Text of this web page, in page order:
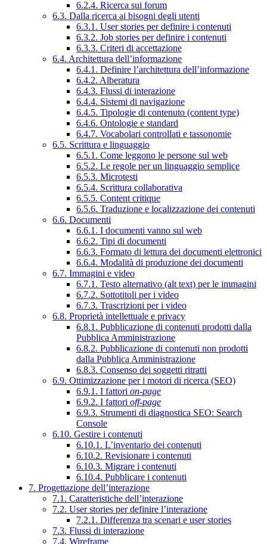
6.2.4. Ricerca sui forum
6.3. Dalla ricerca ai bisogni degli utenti
6.3.1. User stories per definire i contenuti
6.3.2. Job stories per definire i contenuti
6.3.3. Criteri di accettazione
6.4. Architettura dell’informazione
6.4.1. Definire l’architettura dell’informazione
6.4.2. Alberatura
6.4.3. Flussi di interazione
6.4.4. Sistemi di navigazione
6.4.5. Tipologie di contenuto (content type)
6.4.6. Ontologie e standard
6.4.7. Vocabolari controllati e tassonomie
6.5. Scrittura e linguaggio
6.5.1. Come leggono le persone sul web
6.5.2. Le regole per un linguaggio semplice
6.5.3. Microtesti
6.5.4. Scrittura collaborativa
6.5.5. Content critique
6.5.6. Traduzione e localizzazione dei contenuti
6.6. Documenti
6.6.1. I documenti vanno sul web
6.6.2. Tipi di documenti
6.6.3. Formato di lettura dei documenti elettronici
6.6.4. Modalità di produzione dei documenti
6.7. Immagini e video
6.7.1. Testo alternativo (alt text) per le immagini
6.7.2. Sottotitoli per i video
6.7.3. Trascrizioni per i video
6.8. Proprietà intellettuale e privacy
6.8.1. Pubblicazione di contenuti prodotti dalla
Pubblica Amministrazione
6.8.2. Pubblicazione di contenuti non prodotti
dalla Pubblica Amministrazione
6.8.3. Consenso dei soggetti ritratti
6.9. Ottimizzazione per i motori di ricerca (SEO)
6.9.1. I fattori on-page
6.9.2. I fattori off-page
6.9.3. Strumenti di diagnostica SEO: Search
Console
6.10. Gestire i contenuti
6.10.1. L’inventario dei contenuti
6.10.2. Revisionare i contenuti
6.10.3. Migrare i contenuti
6.10.4. Pubblicare i contenuti
7. Progettazione dell’interazione
7.1. Caratteristiche dell’interazione
7.2. User stories per definire l’interazione
7.2.1. Differenza tra scenari e user stories
7.3. Flussi di interazione
7.4. Wireframe